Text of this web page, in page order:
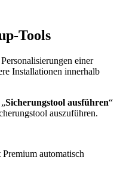
Tools
einer
Installationen innerhalb
Sicherungstool ausführen“
auszuführen.
automatisch